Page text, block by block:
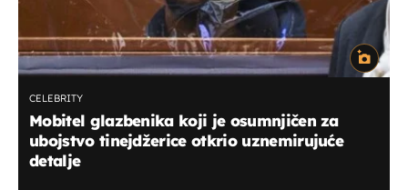
CELEBRITY
Mobitel glazbenika koji je osumnjičen za
ubojstvo tinejdžerice otkrio uznemirujuće
detalje